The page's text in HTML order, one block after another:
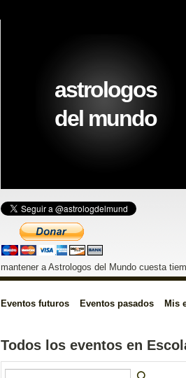
astrologos
del mundo
mantener a Astrologos del Mundo cuesta
Eventos futuros Eventos pasados Mis
Todos los eventos en